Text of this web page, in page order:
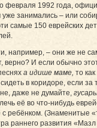
февраля 1992 года,
занимались – или
самые 150 еврейских
например, – они же не
верно? И если обычно
а идише маме, то
в коридоре, если за
даже не думайте,
её во что-нибудь
с ребёнком. (Знаменитые
раннего развития